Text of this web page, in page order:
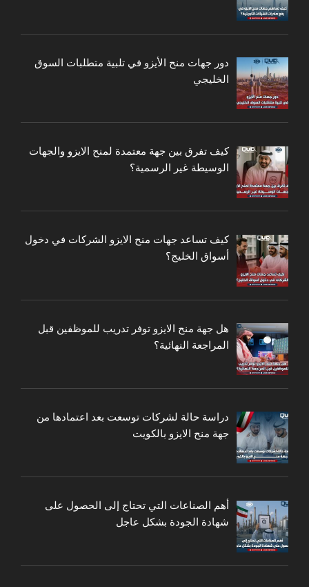
دور جهات منح الأيزو في تلبية متطلبات السوق
الخليجي
كيف تفرق بين جهة معتمدة لمنح الايزو والجهات
الوسيطة غير الرسمية؟
كيف تساعد جهات منح الايزو الشركات في دخول
أسواق الخليج؟
هل جهة منح الايزو توفر تدريب للموظفين قبل
المراجعة النهائية؟
دراسة حالة لشركات توسعت بعد اعتمادها من
جهة منح الايزو بالكويت
أهم الصناعات التي تحتاج إلى الحصول على
شهادة الجودة بشكل عاجل